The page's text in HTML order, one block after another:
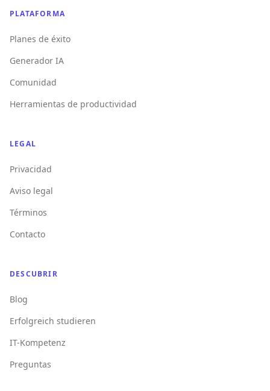
PLATAFORMA
Planes de éxito
Generador IA
Comunidad
Herramientas de productividad
LEGAL
Privacidad
Aviso legal
Términos
Contacto
DESCUBRIR
Blog
Erfolgreich studieren
IT-Kompetenz
Preguntas